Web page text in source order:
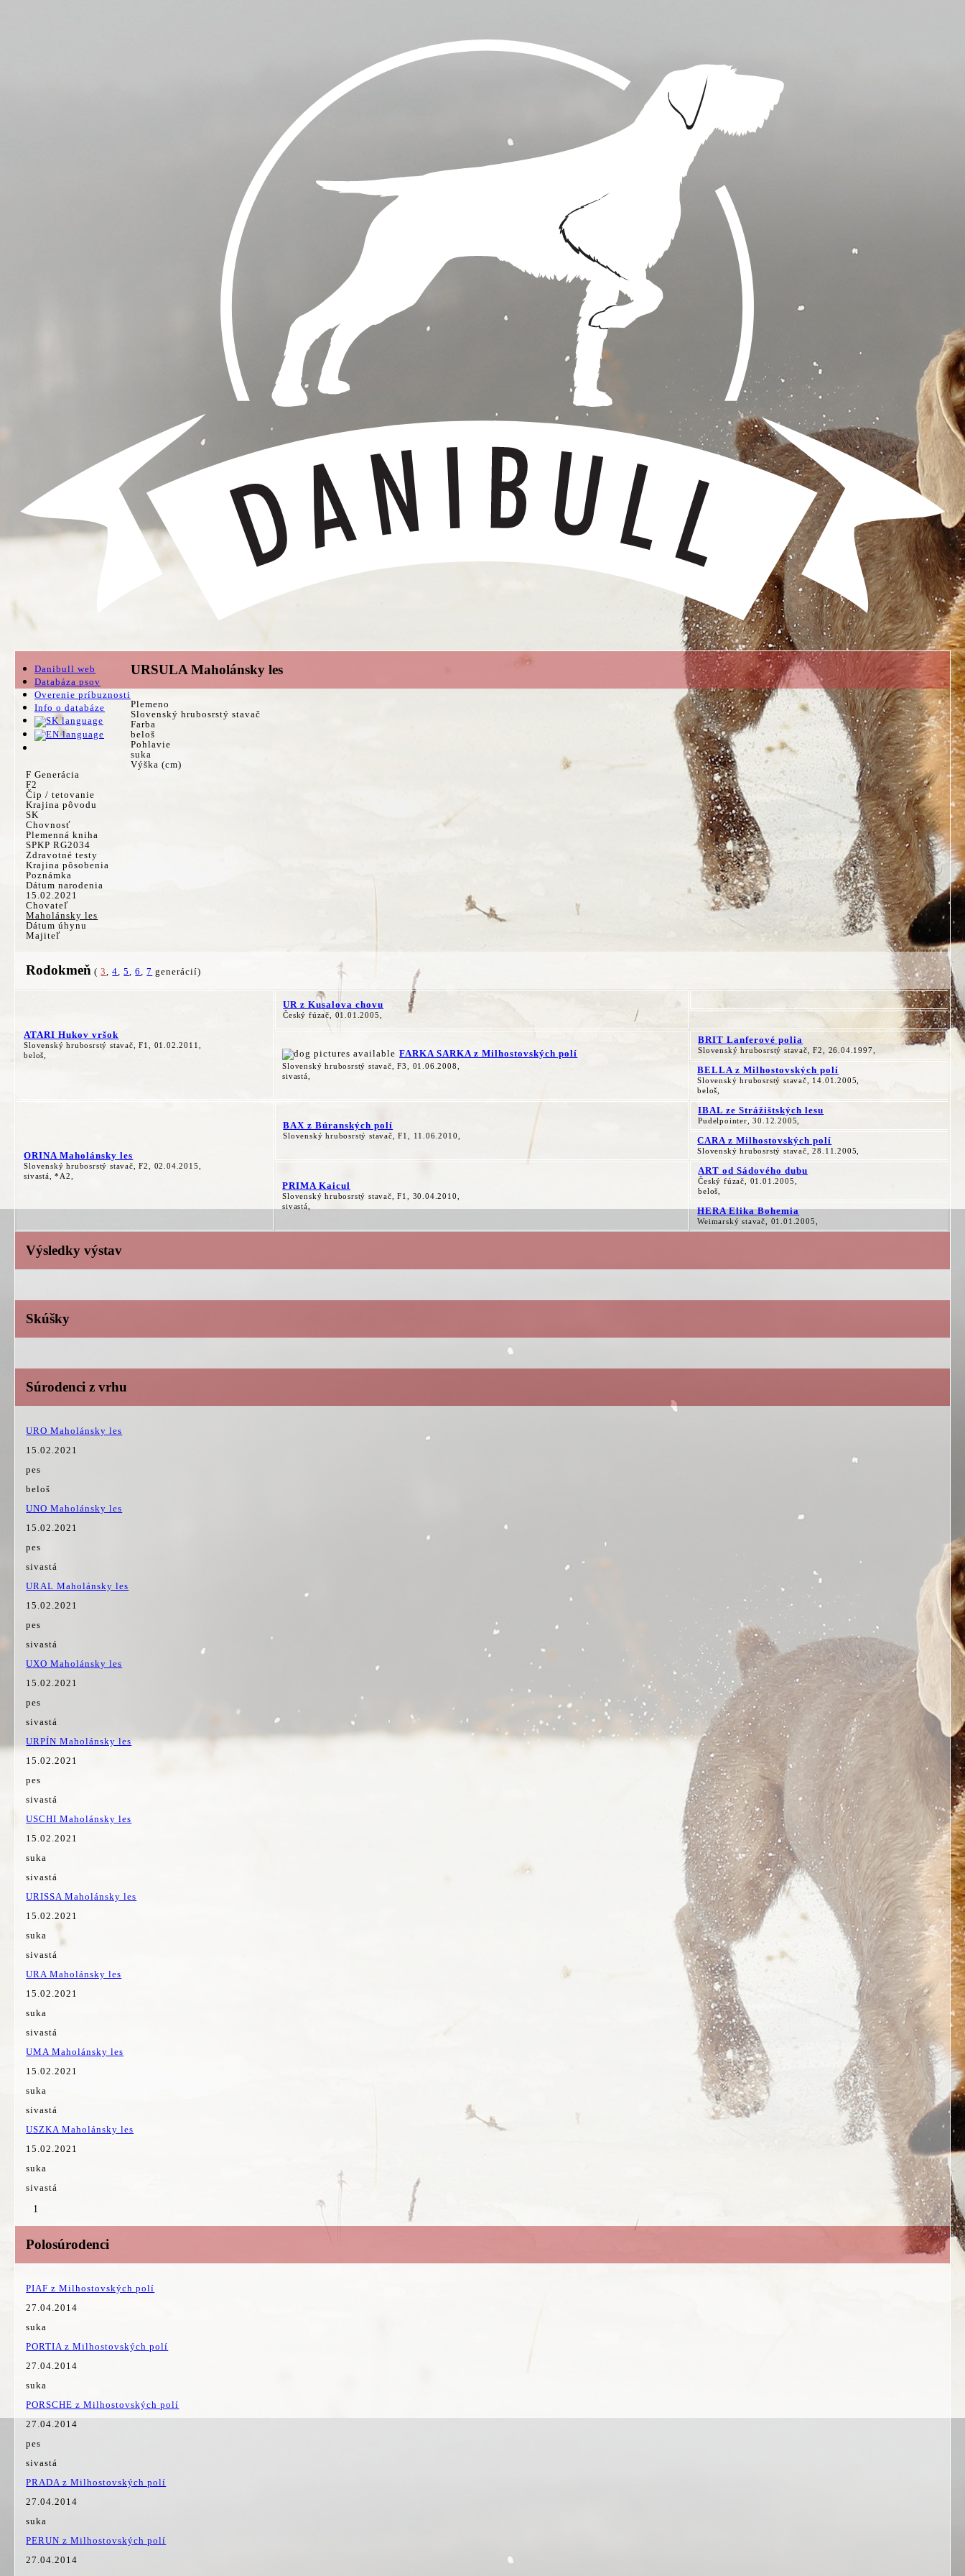
Danibull web
Databáza psov
Overenie príbuznosti
Info o databáze
URSULA Maholánsky les
Plemeno
Slovenský hrubosrstý stavač
Farba
beloš
Pohlavie
suka
Výška (cm)
F Generácia
F2
Čip / tetovanie
Krajina pôvodu
SK
Chovnosť
Plemenná kniha
SPKP RG2034
Zdravotné testy
Krajina pôsobenia
Poznámka
Dátum narodenia
15.02.2021
Chovateľ
Maholánsky les
Dátum úhynu
Majiteľ
Rodokmeň (3 ,4 ,5 ,6 ,7 generácií)
ATARI Hukov vršok
Slovenský hrubosrstý stavač, F1, 01.02.2011,
beloš,
UR z Kusalova chovu
Český fúzač, 01.01.2005,
FARKA SARKA z Milhostovských polí
Slovenský hrubosrstý stavač, F3, 01.06.2008,
sivastá,
BRIT Lanferové polia
Slovenský hrubosrstý stavač, F2, 26.04.1997,
BELLA z Milhostovských polí
Slovenský hrubosrstý stavač, 14.01.2005,
beloš,
ORINA Maholánsky les
Slovenský hrubosrstý stavač, F2, 02.04.2015,
sivastá, *A2,
BAX z Búranských polí
Slovenský hrubosrstý stavač, F1, 11.06.2010,
IBAL ze Strážištských lesu
Pudelpointer, 30.12.2005,
CARA z Milhostovských polí
Slovenský hrubosrstý stavač, 28.11.2005,
PRIMA Kaicul
Slovenský hrubosrstý stavač, F1, 30.04.2010,
sivastá,
ART od Sádového dubu
Český fúzač, 01.01.2005,
beloš,
HERA Elika Bohemia
Weimarský stavač, 01.01.2005,
Výsledky výstav
Skúšky
Súrodenci z vrhu
URO Maholánsky les
15.02.2021
pes
beloš
UNO Maholánsky les
15.02.2021
pes
sivastá
URAL Maholánsky les
15.02.2021
pes
sivastá
UXO Maholánsky les
15.02.2021
pes
sivastá
URPÍN Maholánsky les
15.02.2021
pes
sivastá
USCHI Maholánsky les
15.02.2021
suka
sivastá
URISSA Maholánsky les
15.02.2021
suka
sivastá
URA Maholánsky les
15.02.2021
suka
sivastá
UMA Maholánsky les
15.02.2021
suka
sivastá
USZKA Maholánsky les
15.02.2021
suka
sivastá
1
Polosúrodenci
PIAF z Milhostovských polí
27.04.2014
suka
PORTIA z Milhostovských polí
27.04.2014
suka
PORSCHE z Milhostovských polí
27.04.2014
pes
sivastá
PRADA z Milhostovských polí
27.04.2014
suka
PERUN z Milhostovských polí
27.04.2014